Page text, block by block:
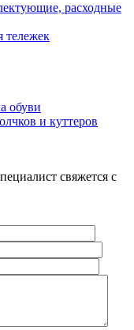
расходные
тележек
обуви
и куттеров
свяжется с